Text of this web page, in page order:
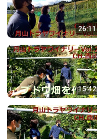
26:11
15:42